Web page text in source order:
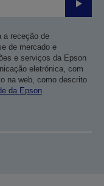
Enviar
a receção de
de mercado e
e serviços da Epson
eletrónica, com
na web, como descrito
da Epson.